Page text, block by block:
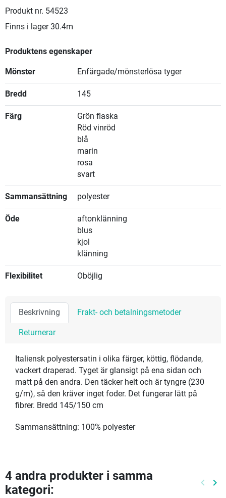
Produkt nr. 54523
Finns i lager 30.4m
Produktens egenskaper
Mönster Enfärgade/mönsterlösa tyger
Bredd 145
Färg
Grön flaska
Röd vinröd
blå
marin
rosa
svart
Sammansättning polyester
Öde
aftonklänning
blus
kjol
klänning
Flexibilitet Oböjlig
Beskrivning Frakt- och betalningsmetoder
Returnerar
Italiensk polyestersatin i olika färger, köttig, flödande,
vackert draperad. Tyget är glansigt på ena sidan och
matt på den andra. Den täcker helt och är tyngre (230
g/m), så den kräver inget foder. Det fungerar lätt på
fibrer. Bredd 145/150 cm
Sammansättning: 100% polyester
4 andra produkter i samma
kategori:
keyboard_arrow_left keyboard_arrow_right